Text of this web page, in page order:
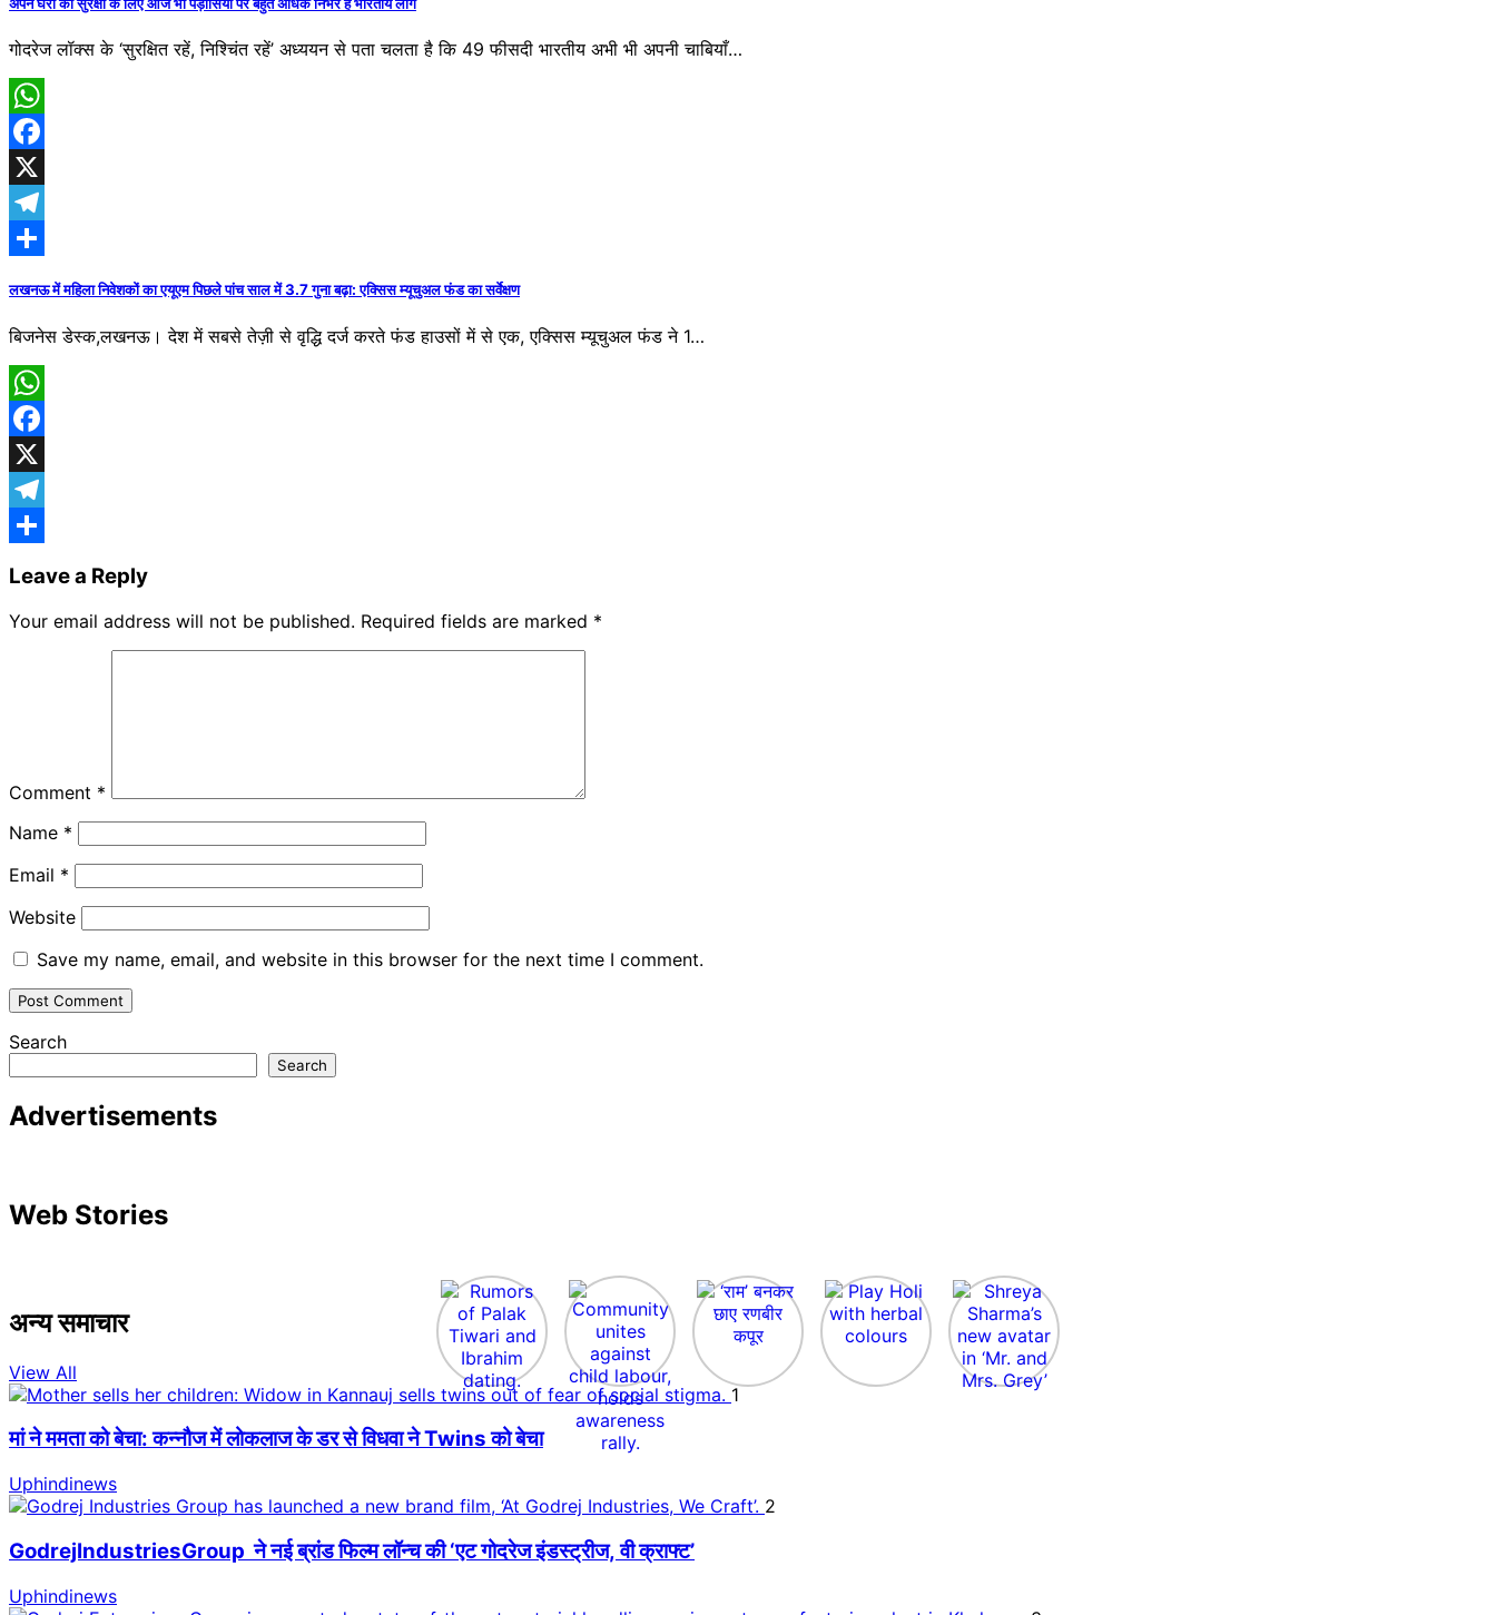
गोदरेज लॉक्स के ‘सुरक्षित रहें, निश्चिंत रहें’ अध्ययन से पता चलता है कि 49 फीसदी भारतीय अभी भी अपनी चाबियाँ…
WhatsApp
Facebook
X
Telegram
लखनऊ में महिला निवेशकों का एयूएम पिछले पांच साल में 3.7 गुना बढ़ा: एक्सिस म्यूचुअल फंड का सर्वेक्षण
बिजनेस डेस्क,लखनऊ। देश में सबसे तेज़ी से वृद्धि दर्ज करते फंड हाउसों में से एक, एक्सिस म्यूचुअल फंड ने 1…
WhatsApp
Facebook
X
Telegram
Leave a Reply
Your email address will not be published. Required fields are marked *
Comment *
Name *
Email *
Website
Save my name, email, and website in this browser for the next time I comment.
Search
Search
Advertisements
Web Stories
अन्य समाचार
View All
1
मां ने ममता को बेचा: कन्नौज में लोकलाज के डर से विधवा ने Twins को बेचा
Uphindinews
2
GodrejIndustriesGroup ने नई ब्रांड फिल्म लॉन्च की ‘एट गोदरेज इंडस्ट्रीज, वी क्राफ्ट’
Uphindinews